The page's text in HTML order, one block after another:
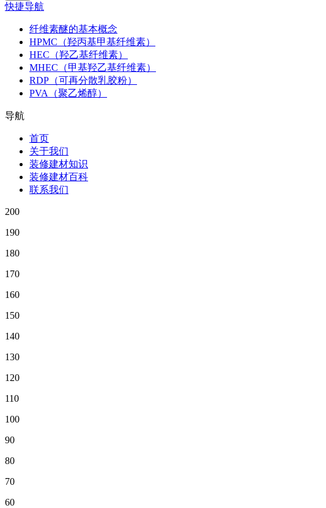
快捷导航
纤维素醚的基本概念
HPMC（羟丙基甲基纤维素）
HEC（羟乙基纤维素）
MHEC（甲基羟乙基纤维素）
RDP（可再分散乳胶粉）
PVA（聚乙烯醇）
导航
首页
关于我们
装修建材知识
装修建材百科
联系我们
200
190
180
170
160
150
140
130
120
110
100
90
80
70
60